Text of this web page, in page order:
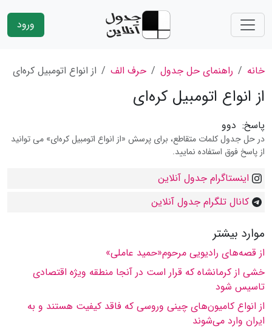
ورود
خانه راهنمای حل جدول حرف الف از انواع اتومبیل کره‌ای
از انواع اتومبیل کره‌ای
پاسخ: دوو
در حل جدول کلمات متقاطع، برای پرسش «از انواع اتومبیل کره‌ای» می توانید
از پاسخ فوق استفاده نمایید.
اینستاگرام جدول آنلاین
کانال تلگرام جدول آنلاین
موارد بیشتر
از قصه‌های رادیویی مرحوم«حمید عاملی»
خشی از کرمانشاه که قرار است در آنجا منطقه ویژه اقتصادی
تاسیس شود
از انواع کامیون‌های چینی وروسی که فاقد کیفیت هستند و به
ایران وارد می‌شوند